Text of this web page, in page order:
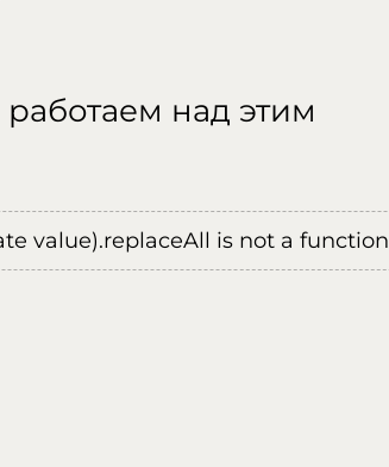
над этим
value).replaceAll is not a function